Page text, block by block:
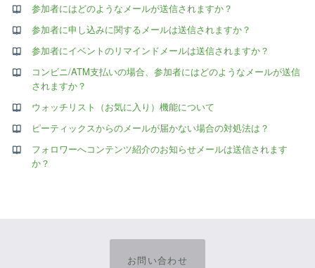
参加者にはどのようなメールが送信されますか？
参加者に申し込みに関するメールは送信されますか？
参加者にイベントのリマインドメールは送信されますか？
コンビニ/ATM支払いの場合、参加者にはどのようなメールが送信
されますか？
ウォッチリスト（お気に入り）機能について
ピーティックスからのメールが届かない場合の対処法は？
フォロワーへコンテンツ紹介のお知らせメールは送信されます
か？
お問い合わせ